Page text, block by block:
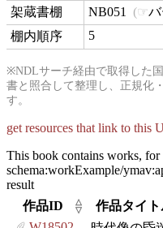
contentLocation
NB051
position
5
※NDLサーチ経由で取得した
書と照合して整理し、正規化
す。
get resources that link to this
This book contains works, for
schema:workExample/
result
作品ID
△
▽
作品タイト